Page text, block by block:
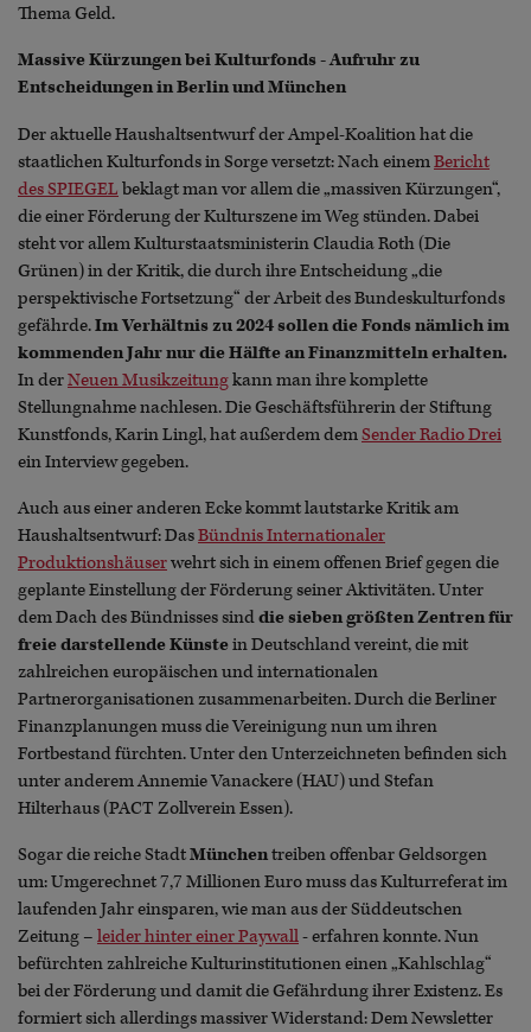
Thema Geld.
Massive Kürzungen bei Kulturfonds - Aufruhr zu
Entscheidungen in Berlin und München
Der aktuelle Haushaltsentwurf der Ampel-Koalition hat die
staatlichen Kulturfonds in Sorge versetzt: Nach einemBericht
des SPIEGEL beklagt man vor allem die „massiven Kürzungen“,
die einer Förderung der Kulturszene im Weg stünden. Dabei
steht vor allem Kulturstaatsministerin Claudia Roth (Die
Grünen) in der Kritik, die durch ihre Entscheidung „die
perspektivische Fortsetzung“ der Arbeit des Bundeskulturfonds
gefährde.Im Verhältnis zu 2024 sollen die Fonds nämlich im
kommenden Jahr nur die Hälfte an Finanzmitteln erhalten.
In derNeuen Musikzeitungkann man ihre komplette
Stellungnahme nachlesen. Die Geschäftsführerin der Stiftung
Kunstfonds, Karin Lingl, hat außerdem demSender Radio Drei
ein Interview gegeben.
Auch aus einer anderen Ecke kommt lautstarke Kritik am
Haushaltsentwurf: DasBündnis Internationaler
Produktionshäuserwehrt sich in einem offenen Brief gegen die
geplante Einstellung der Förderung seiner Aktivitäten. Unter
dem Dach des Bündnisses sinddie sieben größten Zentren für
freie darstellende Künstein Deutschland vereint, die mit
zahlreichen europäischen und internationalen
Partnerorganisationen zusammenarbeiten. Durch die Berliner
Finanzplanungen muss die Vereinigung nun um ihren
Fortbestand fürchten. Unter den Unterzeichneten befinden sich
unter anderem Annemie Vanackere (HAU) und Stefan
Hilterhaus (PACT Zollverein Essen).
Sogar die reiche StadtMünchentreiben offenbar Geldsorgen
um: Umgerechnet 7,7 Millionen Euro muss das Kulturreferat im
laufenden Jahr einsparen, wie man aus der Süddeutschen
Zeitung – leider hinter einer Paywall- erfahren konnte. Nun
befürchten zahlreiche Kulturinstitutionen einen „Kahlschlag“
bei der Förderung und damit die Gefährdung ihrer Existenz. Es
formiert sich allerdings massiver Widerstand: Dem Newsletter